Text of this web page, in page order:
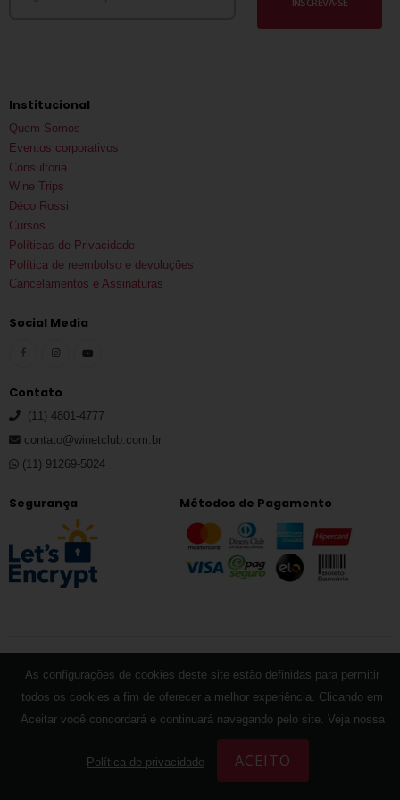
Institucional
Quem Somos
Eventos corporativos
Consultoria
Wine Trips
Déco Rossi
Cursos
Políticas de Privacidade
Política de reembolso e devoluções
Cancelamentos e Assinaturas
Social Media
Contato
(11) 4801-4777
contato@winetclub.com.br
(11) 91269-5024
Segurança Métodos de Pagamento
Alameda Dos Maracatins 780 Andar 4 Conj
402 Sala 02
As configurações de cookies deste site estão definidas para permitir
todos os cookies a fim de oferecer a melhor experiência. Clicando em
Aceitar você concordará e continuará navegando pelo site. Veja nossa
Política de privacidade ACEITO